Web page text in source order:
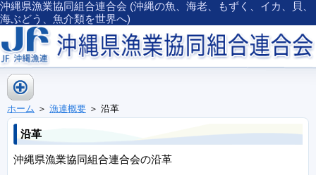
沖縄県漁業協同組合連合会 (沖縄の魚、海老、もずく、イカ、貝、
海ぶどう、魚介類を世界へ)
ホーム ＞ 漁連概要 ＞ 沿革
沿革
沖縄県漁業協同組合連合会の沿革